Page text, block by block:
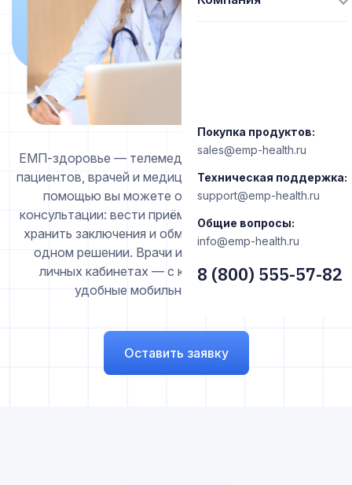
Покупка продуктов:
sales@emp-health.ru
Техническая поддержка:
support@emp-health.ru
Общие вопросы:
info@emp-health.ru
8 (800) 555-57-82
ЕМП-здоровье — телемедицинская платформа для
пациентов, врачей и медицинских организаций. С её
помощью вы можете организовать онлайн-
консультации: вести приём, оформлять документы,
хранить заключения и обмениваться данными — в
одном решении. Врачи и пациенты работают в
личных кабинетах — с компьютера или через
удобные мобильные приложения.
Оставить заявку